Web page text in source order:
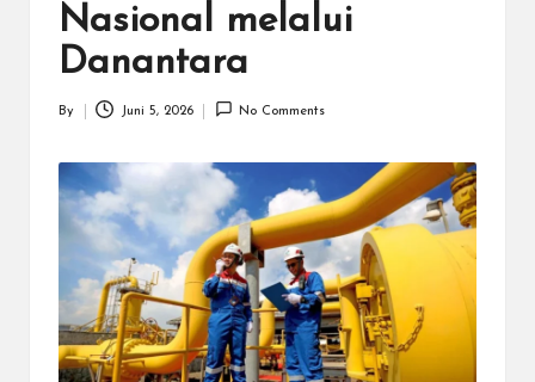
M
Nasional melalui
Danantara
Posted
By Juni 5, 2026 No Comments